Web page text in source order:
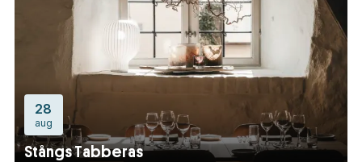
28
aug
Stångs Tabberas